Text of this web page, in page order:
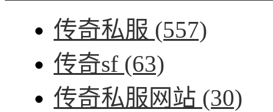
传奇私服 (557)
传奇sf (63)
传奇私服网站 (30)